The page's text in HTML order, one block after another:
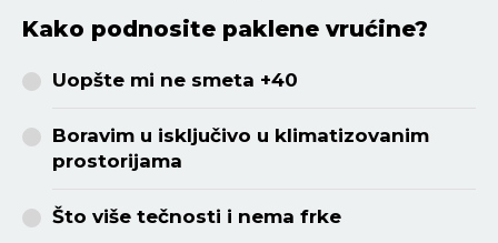
Kako podnosite paklene vrućine?
Uopšte mi ne smeta +40
Boravim u isključivo u klimatizovanim
prostorijama
Što više tečnosti i nema frke